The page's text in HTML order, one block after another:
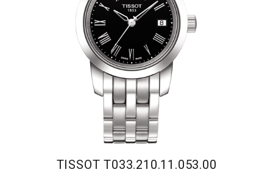
TISSOT T033.210.11.053.00